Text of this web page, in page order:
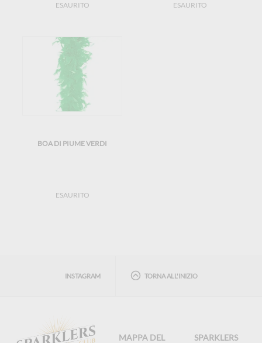
ESAURITO ESAURITO
BOA DI PIUME VERDI
ESAURITO
INSTAGRAM TORNA ALL'INIZIO
MAPPA DEL
SPARKLERS